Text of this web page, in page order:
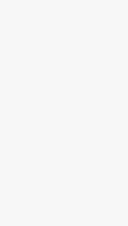
Ковер шерстяной
2,00×3,00
FLOARE-
Ковер шерстяной
1,70×1,70